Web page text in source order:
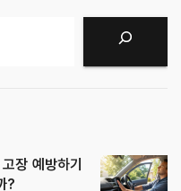
장 예방하기
?